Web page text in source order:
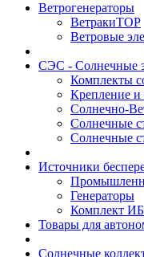
Ветрогенераторы
ВетракиTOP
Ветровые
СЭС - Солнечные
Комплекты
Крепление и
Солнечно-
Солнечные
Солнечные
Источники
Генераторы
Комплект
Товары для
Солнечные